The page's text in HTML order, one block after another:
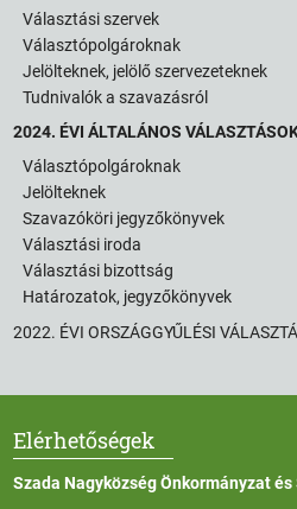
Választási szervek
Választópolgároknak
Jelölteknek, jelölő szervezeteknek
Tudnivalók a szavazásról
2024. ÉVI ÁLTALÁNOS
Választópolgároknak
Jelölteknek
Szavazóköri jegyzőkönyvek
Választási iroda
Választási bizottság
Határozatok, jegyzőkönyvek
2022. ÉVI ORSZÁGGYŰLÉSI
Elérhetőségek
Szada Nagyközség Önkormányzat